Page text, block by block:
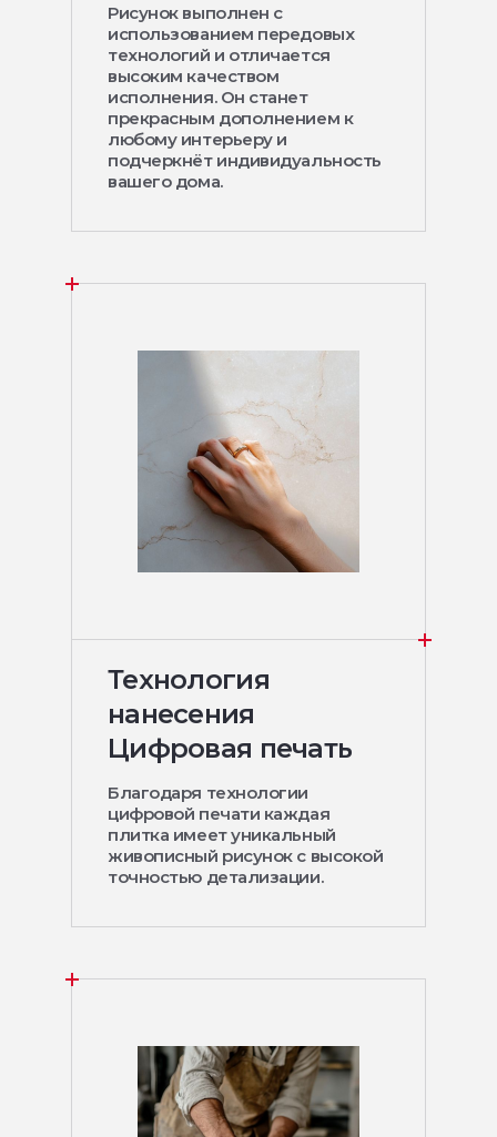
Рисунок выполнен с
использованием передовых
технологий и отличается
высоким качеством
исполнения. Он станет
прекрасным дополнением к
любому интерьеру и
подчеркнёт индивидуальность
вашего дома.
Технология
нанесения
Цифровая печать
Благодаря технологии
цифровой печати каждая
плитка имеет уникальный
живописный рисунок с высокой
точностью детализации.